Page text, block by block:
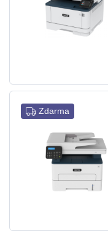
Zdarma